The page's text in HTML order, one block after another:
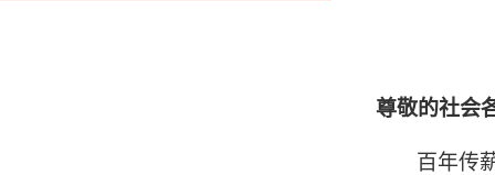
尊敬的社会
百年传